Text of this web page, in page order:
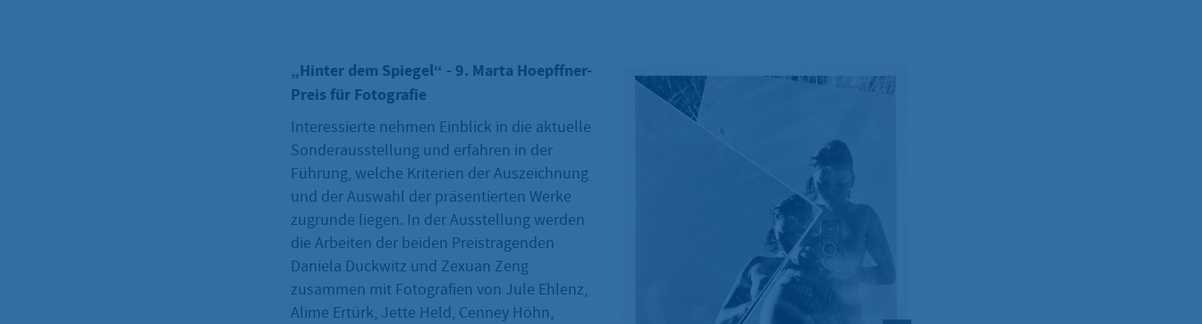
„Hinter dem Spiegel“ - 9. Marta Hoepffner-
Preis für Fotografie
Interessierte nehmen Einblick in die aktuelle
Sonderausstellung und erfahren in der
Führung, welche Kriterien der Auszeichnung
und der Auswahl der präsentierten Werke
zugrunde liegen. In der Ausstellung werden
die Arbeiten der beiden Preistragenden
Daniela Duckwitz und Zexuan Zeng
zusammen mit Fotografien von Jule Ehlenz,
Alime Ertürk, Jette Held, Cenney Höhn,